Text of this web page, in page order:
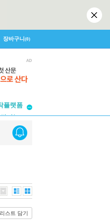
장바구니(0)
티뉴드
컨티뉴드
스트 담기